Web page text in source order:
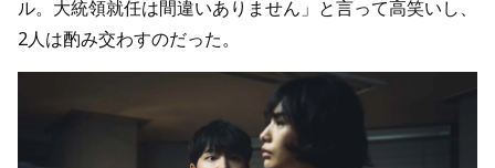
ル。大統領就任は間違いありません」と言って高笑いし、
2人は酌み交わすのだった。